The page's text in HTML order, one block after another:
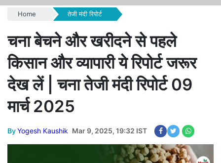
Home तेजी मंदी रिपोर्ट
चना बेचने और खरीदने से पहले
किसान और व्यापारी ये रिपोर्ट जरूर
देख लें | चना तेजी मंदी रिपोर्ट 09
मार्च 2025
ByYogesh Kaushik Mar 9, 2025, 19:32 IST